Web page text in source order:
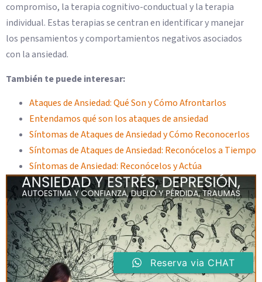
compromiso, la terapia cognitivo-conductual y la terapia
individual. Estas terapias se centran en identificar y manejar
los pensamientos y comportamientos negativos asociados
con la ansiedad.
También te puede interesar:
Ataques de Ansiedad: Qué Son y Cómo Afrontarlos
Entendamos qué son los ataques de ansiedad
Síntomas de Ataques de Ansiedad y Cómo Reconocerlos
Síntomas de Ataques de Ansiedad: Reconócelos a Tiempo
Síntomas de Ansiedad: Reconócelos y Actúa
Reserva via CHAT